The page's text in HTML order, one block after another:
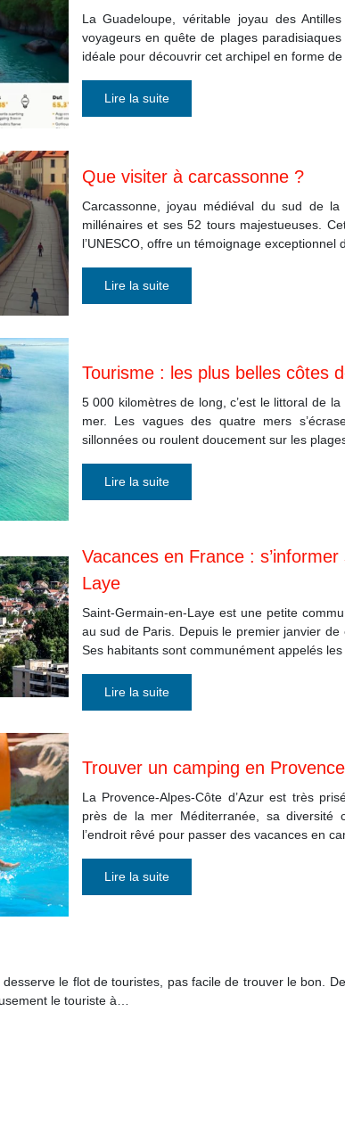
La Guadeloupe, véritable joyau des
voyageurs en quête de plages
idéale pour découvrir cet archipel en forme
Lire la suite
Que visiter à carcassonne ?
Carcassonne, joyau médiéval du sud de
millénaires et ses 52 tours majestueuses.
l’UNESCO, offre un témoignage exceptionnel
Lire la suite
Tourisme : les plus belles côtes
5 000 kilomètres de long, c’est le littoral de
mer. Les vagues des quatre mers
sillonnées ou roulent doucement sur les
Lire la suite
Vacances en France :
Laye
Saint-Germain-en-Laye est une petite
au sud de Paris. Depuis le premier janvier
Ses habitants sont communément appelés
Lire la suite
Trouver un camping en
La Provence-Alpes-Côte d’Azur est très
près de la mer Méditerranée, sa diversité
l’endroit rêvé pour passer des vacances en
Lire la suite
le flot de touristes, pas facile de trouver le bon.
le touriste à…